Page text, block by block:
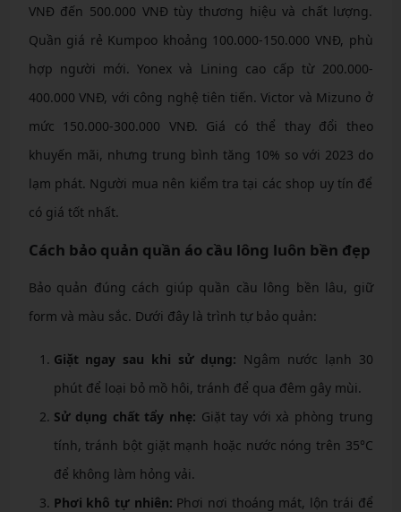
VNĐ đến 500.000 VNĐ tùy thương hiệu và chất lượng.
Quần giá rẻ Kumpoo khoảng 100.000-150.000 VNĐ, phù
hợp người mới. Yonex và Lining cao cấp từ 200.000-
400.000 VNĐ, với công nghệ tiên tiến. Victor và Mizuno ở
mức 150.000-300.000 VNĐ. Giá có thể thay đổi theo
khuyến mãi, nhưng trung bình tăng 10% so với 2023 do
lạm phát. Người mua nên kiểm tra tại các shop uy tín để
có giá tốt nhất.
Cách bảo quản quần áo cầu lông luôn bền đẹp
Bảo quản đúng cách giúp quần cầu lông bền lâu, giữ
form và màu sắc. Dưới đây là trình tự bảo quản:
Giặt ngay sau khi sử dụng: Ngâm nước lạnh 30
phút để loại bỏ mồ hôi, tránh để qua đêm gây mùi.
Sử dụng chất tẩy nhẹ: Giặt tay với xà phòng trung
tính, tránh bột giặt mạnh hoặc nước nóng trên 35°C
để không làm hỏng vải.
Phơi khô tự nhiên: Phơi nơi thoáng mát, lộn trái để